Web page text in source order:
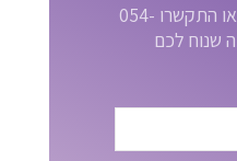
השאירו כאן פרטים או התקשרו 054-